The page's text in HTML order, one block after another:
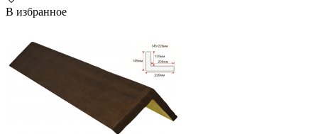
В избранное